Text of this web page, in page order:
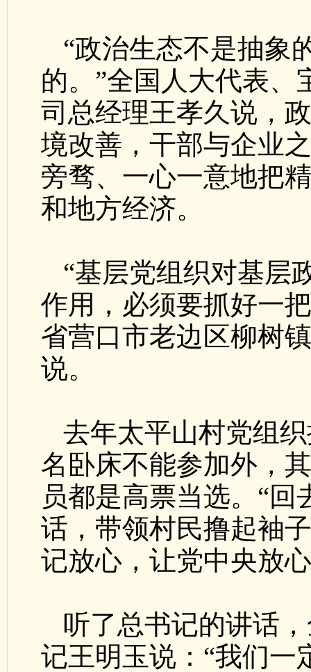
“政治生态不是抽象
的。”全国人大代表、
司总经理王孝久说，
境改善，干部与企业
旁骛、一心一意地把
和地方经济。
“基层党组织对基层
作用，必须要抓好一
省营口市老边区柳树
说。
去年太平山村党组
名卧床不能参加外，
员都是高票当选。“
话，带领村民撸起袖
记放心，让党中央放
听了总书记的讲话
记王明玉说：“我们一